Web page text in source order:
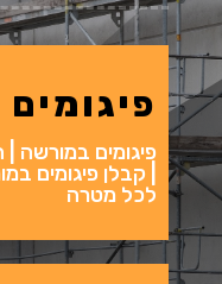
פיגומים במורשה
| קבלן פיגומים
לכל מטרה